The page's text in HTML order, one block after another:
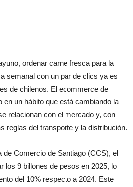
ordenar carne fresca para la
semanal con un par de clics ya es
de chilenos. El ecommerce de
en un hábito que está cambiando la
relacionan con el mercado y, con
reglas del transporte y la distribución.
de Comercio de Santiago (CCS), el
los 9 billones de pesos en 2025, lo
del 10% respecto a 2024. Este